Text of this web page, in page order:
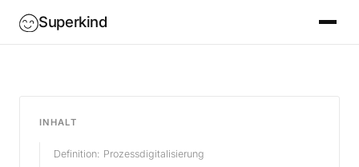
Superkind
INHALT
Definition: Prozessdigitalisierung